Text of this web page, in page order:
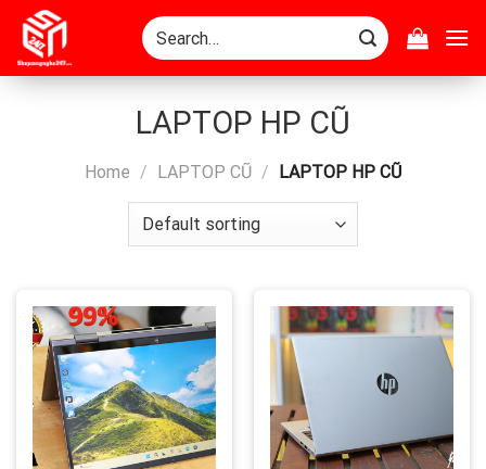
Skip
content
Search
for:
LAPTOP HP CŨ
Home / LAPTOP CŨ / LAPTOP HP CŨ